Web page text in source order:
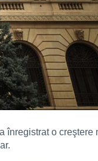
înregistrat o creştere